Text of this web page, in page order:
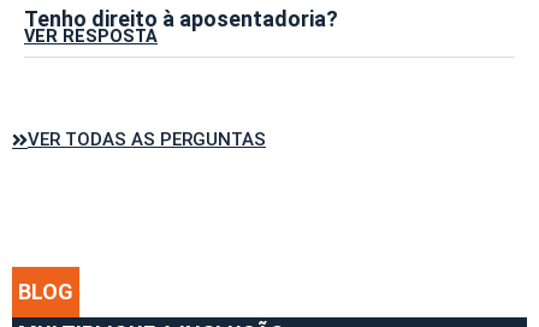
Tenho direito à aposentadoria?
VER RESPOSTA
VER TODAS AS PERGUNTAS
BLOG